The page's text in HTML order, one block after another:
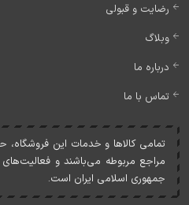
رضایت و قبولی
وبلاگ
درباره ما
تماس با ما
تمامی کالاها و خدمات اين فروشگاه،
مراجع مربوطه می‌باشند و
جمهوری اسلامی ايران است.